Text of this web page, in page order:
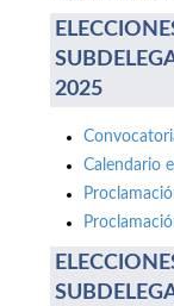
2025
Calendario